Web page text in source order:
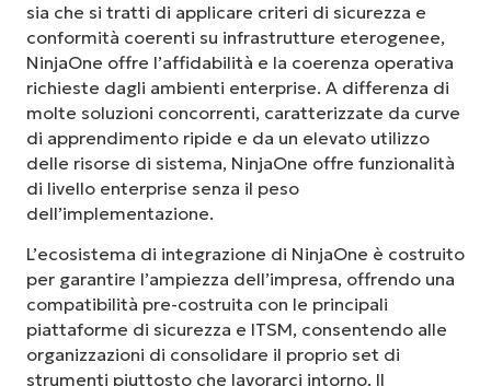
sia che si tratti di applicare criteri di sicurezza e
conformità coerenti su infrastrutture eterogenee,
NinjaOne offre l’affidabilità e la coerenza operativa
richieste dagli ambienti enterprise. A differenza di
molte soluzioni concorrenti, caratterizzate da curve
di apprendimento ripide e da un elevato utilizzo
delle risorse di sistema, NinjaOne offre funzionalità
di livello enterprise senza il peso
dell’implementazione.
L’ecosistema di integrazione di NinjaOne è costruito
per garantire l’ampiezza dell’impresa, offrendo una
compatibilità pre-costruita con le principali
piattaforme di sicurezza e ITSM, consentendo alle
organizzazioni di consolidare il proprio set di
strumenti piuttosto che lavorarci intorno. Il